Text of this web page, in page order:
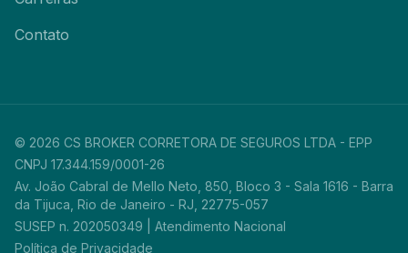
Contato
© 2026 CS BROKER CORRETORA DE SEGUROS LTDA - EPP
CNPJ 17.344.159/0001-26
Av. João Cabral de Mello Neto, 850, Bloco 3 - Sala 1616 - Barra
da Tijuca, Rio de Janeiro - RJ, 22775-057
SUSEP n. 202050349 | Atendimento Nacional
Política de Privacidade